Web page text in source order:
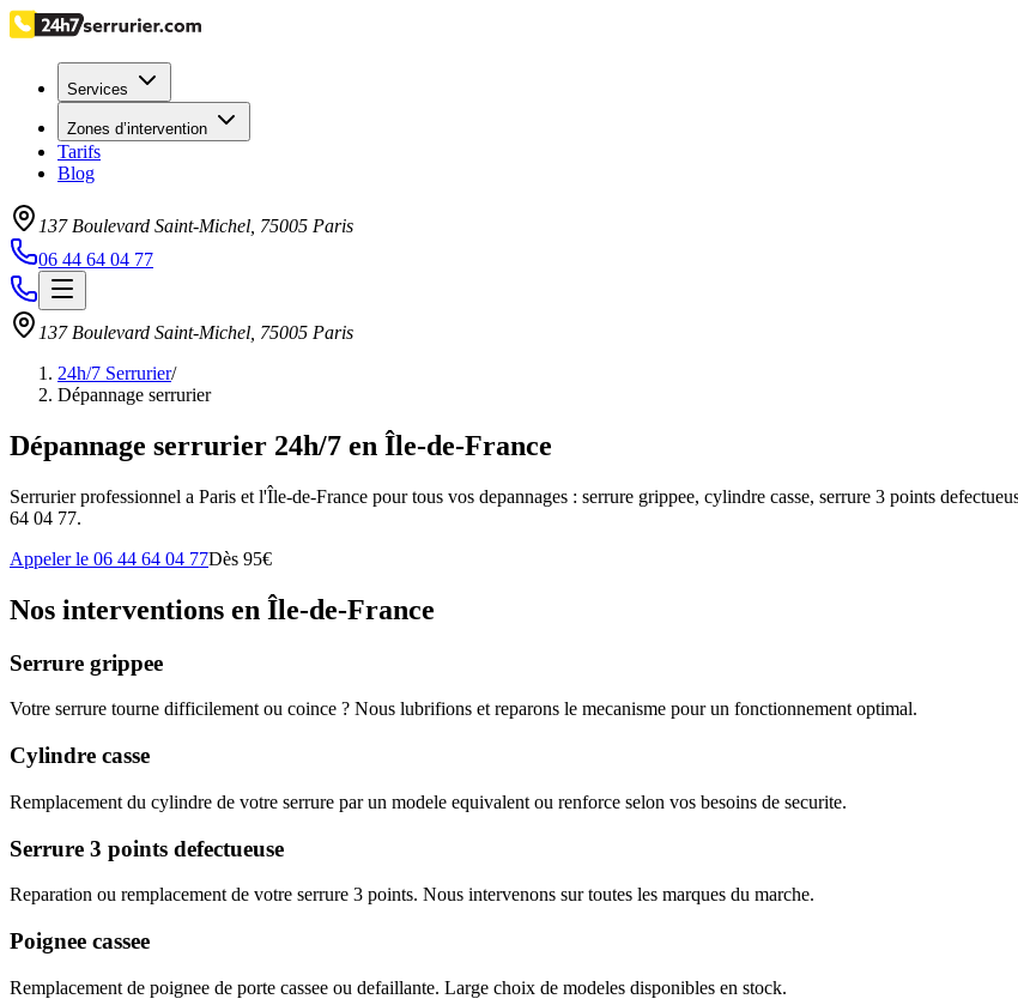
Services
Zones d’intervention
Tarifs
Blog
137 Boulevard Saint-Michel 75005 Paris
06 44 64 04 77
137 Boulevard Saint-Michel 75005 Paris
24h/7 Serrurier/
Dépannage serrurier
Dépannage serrurier 24h/7 en Île-de-France
Serrurier professionnel a Paris et l'Île-de-France pour tous vos depannages : serrure grippee, cylindre casse, serrure 3 points
64 04 77.
Appeler le 06 44 64 04 77Dès 95€
Nos interventions en Île-de-France
Serrure grippee
Votre serrure tourne difficilement ou coince ? Nous lubrifions et reparons le mecanisme pour un fonctionnement optimal.
Cylindre casse
Remplacement du cylindre de votre serrure par un modele equivalent ou renforce selon vos besoins de securite.
Serrure 3 points defectueuse
Reparation ou remplacement de votre serrure 3 points. Nous intervenons sur toutes les marques du marche.
Poignee cassee
Remplacement de poignee de porte cassee ou defaillante. Large choix de modeles disponibles en stock.